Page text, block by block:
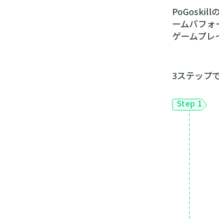
PoGoskill
ームパフ
ゲームプレ
3ステップ
Step 1